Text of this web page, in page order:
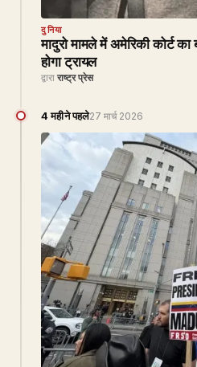
दुनिया
मादुरो मामले में अमेरिकी कोर्ट
होगा ट्रायल
द्वारा राष्ट्र प्रेस
4 महीने पहले27 मार्च 2026